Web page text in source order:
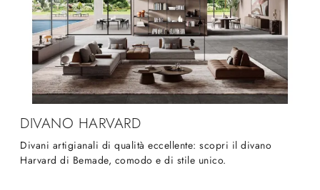
DIVANO HARVARD
Divani artigianali di qualità eccellente: scopri il divano
Harvard di Bemade, comodo e di stile unico.